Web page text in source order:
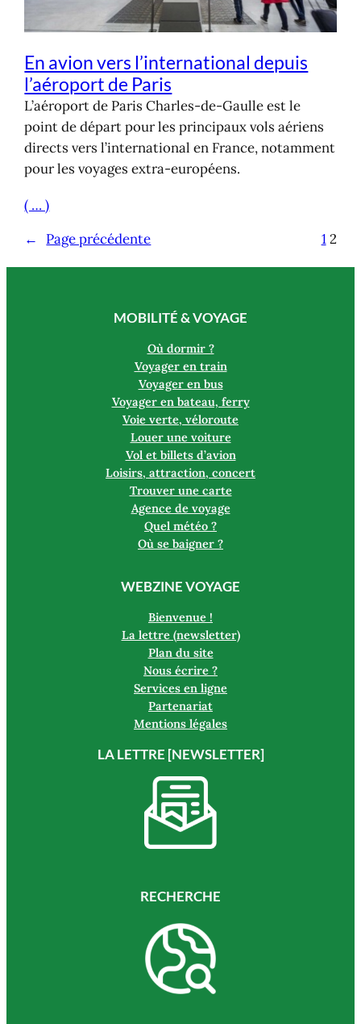
En avion vers l’international depuis
l’aéroport de Paris
L’aéroport de Paris Charles-de-Gaulle est le
point de départ pour les principaux vols aériens
directs vers l’international en France, notamment
pour les voyages extra-européens.
( … )
←
Page précédente 12
MOBILITÉ & VOYAGE
Où dormir ?
Voyager en train
Voyager en bus
Voyager en bateau, ferry
Voie verte, véloroute
Louer une voiture
Vol et billets d’avion
Loisirs, attraction, concert
Trouver une carte
Agence de voyage
Quel météo ?
Où se baigner ?
WEBZINE VOYAGE
Bienvenue !
La lettre (newsletter)
Plan du site
Nous écrire ?
Services en ligne
Partenariat
Mentions légales
LA LETTRE [NEWSLETTER]
RECHERCHE